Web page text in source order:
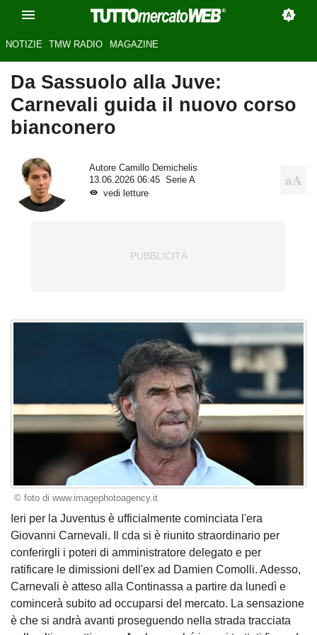
NOTIZIE TMW RADIO MAGAZINE
Da Sassuolo alla Juve:
Carnevali guida il nuovo corso
bianconero
Autore Camillo Demichelis
13.06.2026 06:45
Serie A
vedi letture
© foto di www.imagephotoagency.it
Ieri per la Juventus è ufficialmente cominciata l'era
Giovanni Carnevali. Il cda si è riunito straordinario per
conferirgli i poteri di amministratore delegato e per
ratificare le dimissioni dell'ex ad Damien Comolli. Adesso,
Carnevali è atteso alla Continassa a partire da lunedì e
comincerà subito ad occuparsi del mercato. La sensazione
è che si andrà avanti proseguendo nella strada tracciata